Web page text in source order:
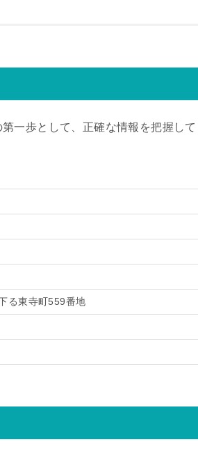
一歩として、正確な情報を把握して
る東寺町559番地